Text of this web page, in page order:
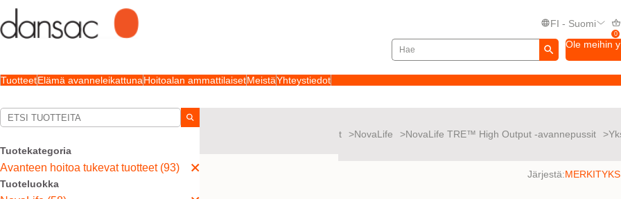
FI - Suomi
0
Ole meihin
TuotteetElämä avanneleikattunaHoitoalan ammattilaisetMeistäYhteystiedot
Tuotekategoria
Avanteen hoitoa tukevat tuotteet (93)
Tuoteluokka
Avanteen hoitoa tukevat tuotteet
NovaLife NovaLife TRE™ High Output -avannepussit
Järjestä: